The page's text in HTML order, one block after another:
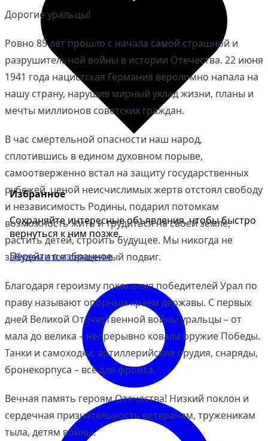
Избранное
Сохраняйте интересные объявления, чтобы быстро
вернуться к ним позже.
Перейти в избранное
Дорогие уральцы!
Ровно 85 лет прошло с начала самой страшной и
разрушительной войны в истории Отечества. 22 июня
1941 года нацистская Германия вероломно напала на
нашу страну, нарушив мирный уклад жизни, планы и
мечты миллионов советских граждан.
В час смертельной опасности наш народ,
сплотившись в едином духовном порыве,
самоотверженно встал на защиту государственных
рубежей, ценой неисчислимых жертв отстоял свободу
и независимость Родины, подарил потомкам
возможность жить и трудиться на своей земле,
растить детей, строить будущее. Мы никогда не
забудем этот священный подвиг.
Благодаря героизму поколения победителей Урал по
праву называют опорным краем державы. С первых
дней Великой Отечественной войны уральцы – от
мала до велика – непрерывно ковали оружие Победы.
Танки и самоходки, артиллерийские орудия, снаряды,
бронекорпуса – все для фронта.
Вечная память героям Отечества! Низкий поклон и
сердечная признательность ветеранам, труженикам
тыла, детям войны.